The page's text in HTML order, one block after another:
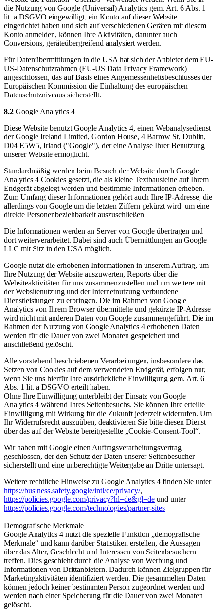
die Nutzung von Google (Universal) Analytics gem. Art. 6 Abs. 1
lit. a DSGVO eingewilligt, ein Konto auf dieser Website
eingerichtet haben und sich auf verschiedenen Geräten mit diesem
Konto anmelden, können Ihre Aktivitäten, darunter auch
Conversions, geräteübergreifend analysiert werden.
Für Datenübermittlungen in die USA hat sich der Anbieter dem EU-
US-Datenschutzrahmen (EU-US Data Privacy Framework)
angeschlossen, das auf Basis eines Angemessenheitsbeschlusses der
Europäischen Kommission die Einhaltung des europäischen
Datenschutzniveaus sicherstellt.
8.2 Google Analytics 4
Diese Website benutzt Google Analytics 4, einen Webanalysedienst
der Google Ireland Limited, Gordon House, 4 Barrow St, Dublin,
D04 E5W5, Irland ("Google"), der eine Analyse Ihrer Benutzung
unserer Website ermöglicht.
Standardmäßig werden beim Besuch der Website durch Google
Analytics 4 Cookies gesetzt, die als kleine Textbausteine auf Ihrem
Endgerät abgelegt werden und bestimmte Informationen erheben.
Zum Umfang dieser Informationen gehört auch Ihre IP-Adresse, die
allerdings von Google um die letzten Ziffern gekürzt wird, um eine
direkte Personenbeziehbarkeit auszuschließen.
Die Informationen werden an Server von Google übertragen und
dort weiterverarbeitet. Dabei sind auch Übermittlungen an Google
LLC mit Sitz in den USA möglich.
Google nutzt die erhobenen Informationen in unserem Auftrag, um
Ihre Nutzung der Website auszuwerten, Reports über die
Websiteaktivitäten für uns zusammenzustellen und um weitere mit
der Websitenutzung und der Internetnutzung verbundene
Dienstleistungen zu erbringen. Die im Rahmen von Google
Analytics von Ihrem Browser übermittelte und gekürzte IP-Adresse
wird nicht mit anderen Daten von Google zusammengeführt. Die im
Rahmen der Nutzung von Google Analytics 4 erhobenen Daten
werden für die Dauer von zwei Monaten gespeichert und
anschließend gelöscht.
Alle vorstehend beschriebenen Verarbeitungen, insbesondere das
Setzen von Cookies auf dem verwendeten Endgerät, erfolgen nur,
wenn Sie uns hierfür Ihre ausdrückliche Einwilligung gem. Art. 6
Abs. 1 lit. a DSGVO erteilt haben.
Ohne Ihre Einwilligung unterbleibt der Einsatz von Google
Analytics 4 während Ihres Seitenbesuchs. Sie können Ihre erteilte
Einwilligung mit Wirkung für die Zukunft jederzeit widerrufen. Um
Ihr Widerrufsrecht auszuüben, deaktivieren Sie bitte diesen Dienst
über das auf der Website bereitgestellte „Cookie-Consent-Tool“.
Wir haben mit Google einen Auftragsverarbeitungsvertrag
geschlossen, der den Schutz der Daten unserer Seitenbesucher
sicherstellt und eine unberechtigte Weitergabe an Dritte untersagt.
Weitere rechtliche Hinweise zu Google Analytics 4 finden Sie unter
https://business.safety.google/intl/de/privacy/,
https://policies.google.com/privacy?hl=de&gl=de und unter
https://policies.google.com/technologies/partner-sites
Demografische Merkmale
Google Analytics 4 nutzt die spezielle Funktion „demografische
Merkmale“ und kann darüber Statistiken erstellen, die Aussagen
über das Alter, Geschlecht und Interessen von Seitenbesuchern
treffen. Dies geschieht durch die Analyse von Werbung und
Informationen von Drittanbietern. Dadurch können Zielgruppen für
Marketingaktivitäten identifiziert werden. Die gesammelten Daten
können jedoch keiner bestimmten Person zugeordnet werden und
werden nach einer Speicherung für die Dauer von zwei Monaten
gelöscht.